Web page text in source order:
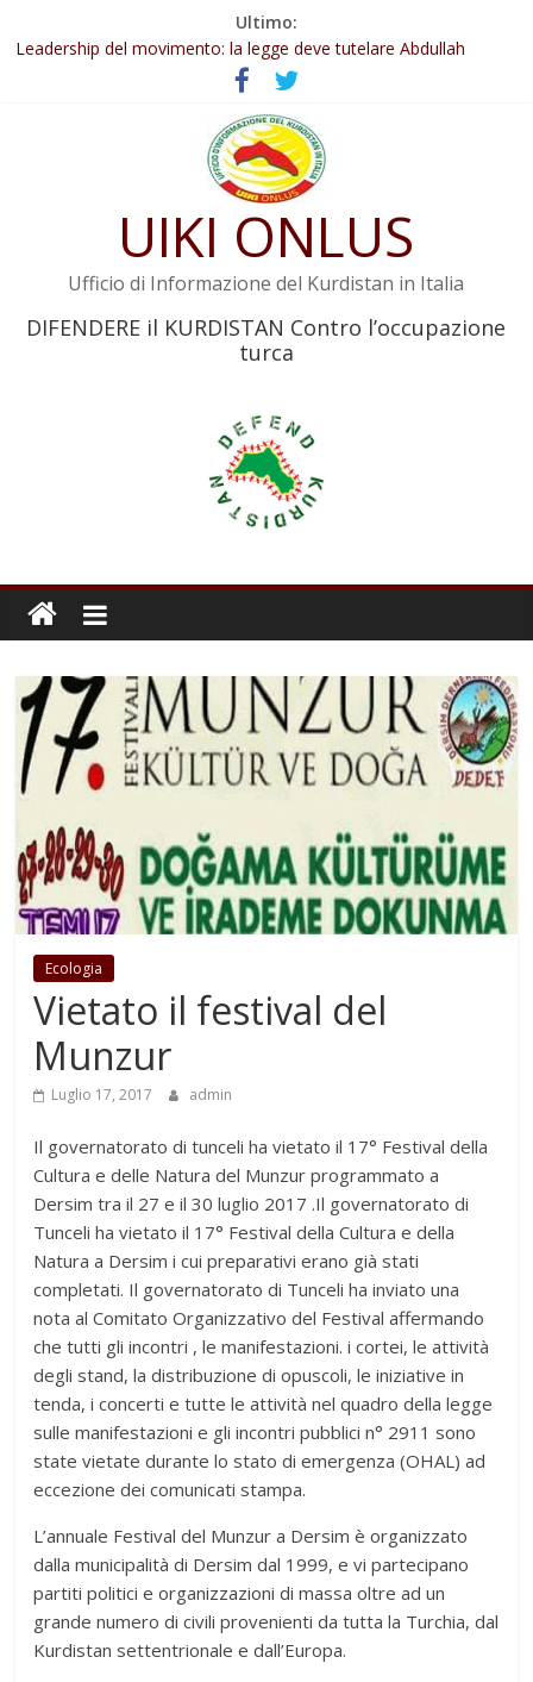
Ultimo:
Abdullah Öcalan: Le legge negativa deve essere trasformata in
legge positiva
Leadership del movimento: la legge deve tutelare Abdullah
Commissione donne del KNK: Şengal è di nuovo sotto minaccia
Non tenere conto della situazione di Rêber Apo ostacolerebbe
Il KNK chiede un’azione internazionale contro i crimini di guerra
UIKI ONLUS
Ufficio di Informazione del Kurdistan in Italia
DIFENDERE il KURDISTAN Contro l’occupazione
turca
Ecologia
Vietato il festival del
Munzur
Luglio 17, 2017 admin
Il governatorato di tunceli ha vietato il 17° Festival della
Cultura e delle Natura del Munzur programmato a
Dersim tra il 27 e il 30 luglio 2017 .Il governatorato di
Tunceli ha vietato il 17° Festival della Cultura e della
Natura a Dersim i cui preparativi erano già stati
completati. Il governatorato di Tunceli ha inviato una
nota al Comitato Organizzativo del Festival affermando
che tutti gli incontri , le manifestazioni. i cortei, le attività
degli stand, la distribuzione di opuscoli, le iniziative in
tenda, i concerti e tutte le attività nel quadro della legge
sulle manifestazioni e gli incontri pubblici n° 2911 sono
state vietate durante lo stato di emergenza (OHAL) ad
eccezione dei comunicati stampa.
L’annuale Festival del Munzur a Dersim è organizzato
dalla municipalità di Dersim dal 1999, e vi partecipano
partiti politici e organizzazioni di massa oltre ad un
grande numero di civili provenienti da tutta la Turchia, dal
Kurdistan settentrionale e dall’Europa.